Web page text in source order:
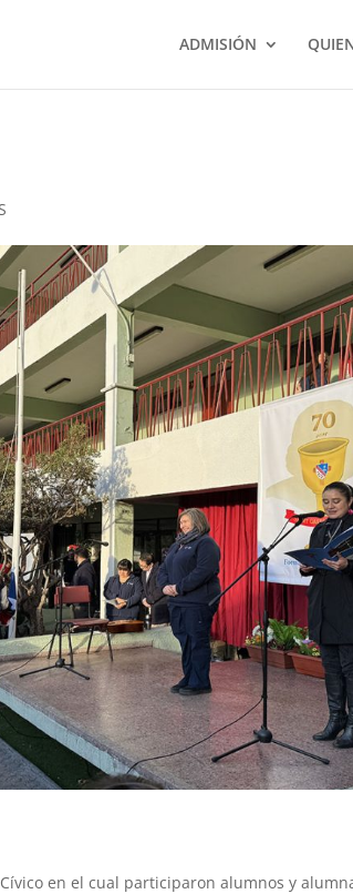
ADMISIÓN
en el cual participaron alumnos y